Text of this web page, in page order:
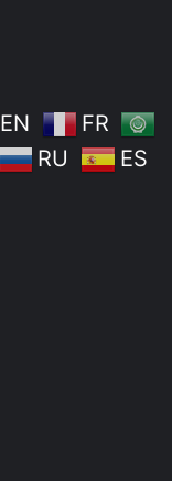
EN
FR
RU ES